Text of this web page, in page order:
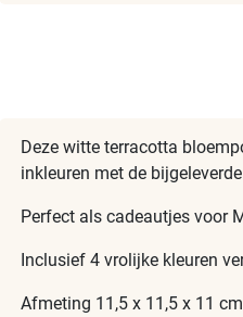
Deze witte terracotta
inkleuren met de
Perfect als cadeautjes voor
Inclusief 4 vrolijke kleuren
Afmeting 11,5 x 11,5 x 11